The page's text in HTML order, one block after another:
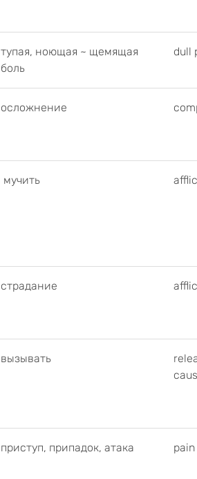
тупая, ноющая ~ щемящая
боль
dull
осложнение
мучить
страдание
вызывать
приступ, припадок, атака